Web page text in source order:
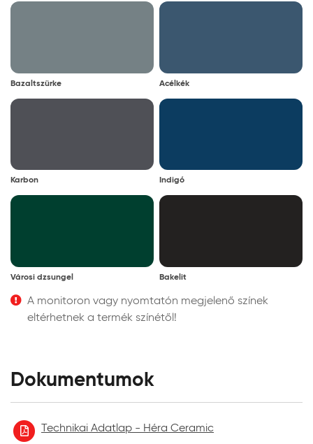
Bazaltszürke Acélkék
Karbon Indigó
Városi dzsungel Bakelit
A monitoron vagy nyomtatón megjelenő színek
eltérhetnek a termék színétől!
Dokumentumok
Technikai Adatlap - Héra Ceramic